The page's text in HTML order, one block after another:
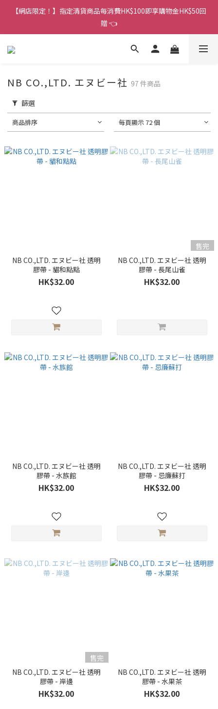
香港訂單金額滿HK$150包平郵｜滿HK$299包易寄取｜滿HK$499
包順豐／京東
【網店限定！】指定清貨商品每消費HK$100即享購物金HK$50回
贈 👈
香港訂單金額滿HK$150包平郵｜滿HK$299包易寄取｜滿HK$499
NB CO.,LTD. エヌビー社 97 件商品
篩選
商品排序 每頁顯示 72 個
NB CO.,LTD. エヌビー社 透明
膠帶 - 貓和點點
HK$32.00
售完
NB CO.,LTD. エヌビー社 透明
膠帶 - 長尾山雀
HK$32.00
NB CO.,LTD. エヌビー社 透明
膠帶 - 水族館
HK$32.00
NB CO.,LTD. エヌビー社 透明
膠帶 - 忌廉蘇打
HK$32.00
售完
NB CO.,LTD. エヌビー社 透明
膠帶 - 岸邊
HK$32.00
NB CO.,LTD. エヌビー社 透明
膠帶 - 水果茶
HK$32.00